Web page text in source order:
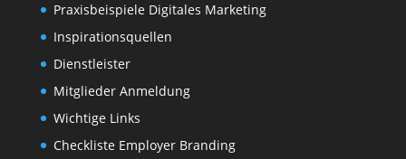
Praxisbeispiele Digitales Marketing
Inspirationsquellen
Dienstleister
Mitglieder Anmeldung
Wichtige Links
Checkliste Employer Branding